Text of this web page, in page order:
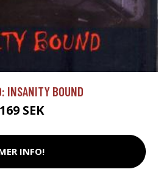
INSANITY BOUND
169 SEK
INFO!